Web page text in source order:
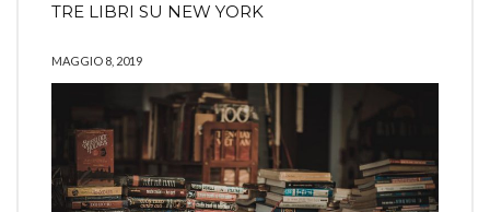
TRE LIBRI SU NEW YORK
MAGGIO 8, 2019